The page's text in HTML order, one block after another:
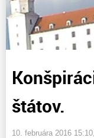
Komerčné blogy
štátov.
10. februára 2016 15:10